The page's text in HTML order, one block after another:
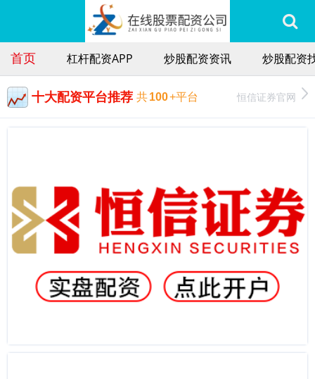
首页 杠杆配资APP 炒股配资资讯 炒股配资
十大配资平台推荐 共100+平台 恒信证券官网